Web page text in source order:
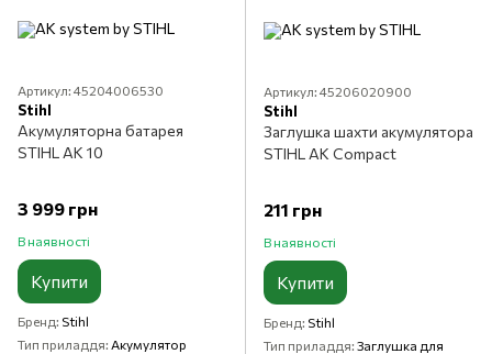
Артикул: 45204006530
Stihl
Акумуляторна батарея
STIHL АК 10
3 999 грн
В наявності
Купити
Бренд Stihl
Тип приладдя Акумулятор
Артикул: 45206020900
Stihl
Заглушка шахти акумулятора
STIHL AK Compact
211 грн
В наявності
Купити
Бренд Stihl
Тип приладдя Заглушка для